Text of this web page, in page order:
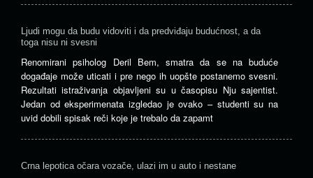
Ljudi mogu da budu vidoviti i da predviđaju budućnost, a da
toga nisu ni svesni
Renomirani psiholog Deril Bem, smatra da se na buduće
događaje može uticati i pre nego ih uopšte postanemo svesni.
Rezultati istraživanja objavljeni su u časopisu Nju sajentist.
Jedan od eksperimenata izgledao je ovako – studenti su na
uvid dobili spisak reči koje je trebalo da zapamt
Crna lepotica očara vozače, ulazi im u auto i nestane